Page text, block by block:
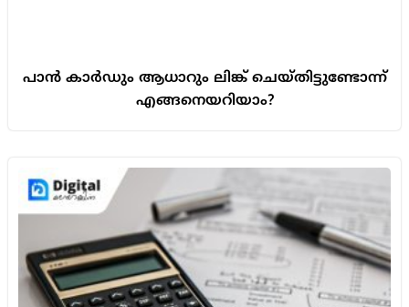
പാൻ കാർഡും ആധാറും ലിങ്ക് ചെയ്തിട്ടുണ്ടോന്ന്
എങ്ങനെയറിയാം?